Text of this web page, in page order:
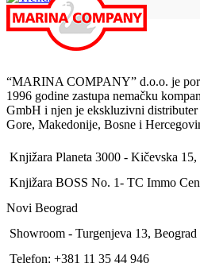
“MARINA COMPANY” d.o.o. je
1996 godine zastupa nemačku
GmbH i njen je ekskluzivni
Gore, Makedonije, Bosne i
Knjižara Planeta 3000 - Kičevska 15,
Knjižara BOSS No. 1- TC Immo
Novi Beograd
Showroom - Turgenjeva 13, Beograd
Telefon: +381 11 35 44 946